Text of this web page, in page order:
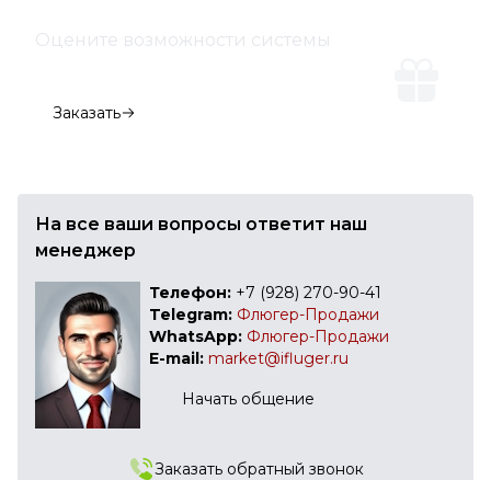
Оцените возможности системы
Заказать
На все ваши вопросы ответит наш
менеджер
Телефон: +7 (928) 270-90-41
Telegram: Флюгер-Продажи
WhatsApp: Флюгер-Продажи
E-mail: market@ifluger.ru
Начать общение
Заказать обратный звонок